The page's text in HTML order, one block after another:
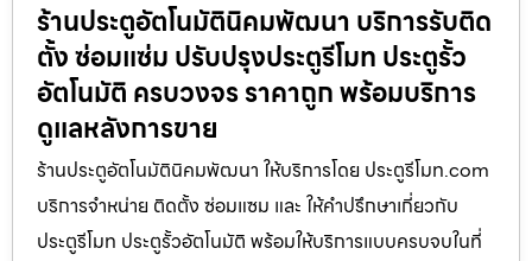
ร้านประตูอัตโนมัตินิคมพัฒนา บริการรับติด
ตั้ง ซ่อมแซ่ม ปรับปรุงประตูรีโมท ประตูรั้ว
อัตโนมัติ ครบวงจร ราคาถูก พร้อมบริการ
ดูแลหลังการขาย
ร้านประตูอัตโนมัตินิคมพัฒนา ให้บริการโดย ประตูรีโมท.com
บริการจำหน่าย ติดตั้ง ซ่อมแซม และ ให้คำปรึกษาเกี่ยวกับ
ประตูรีโมท ประตูรั้วอัตโนมัติ พร้อมให้บริการแบบครบจบในที่